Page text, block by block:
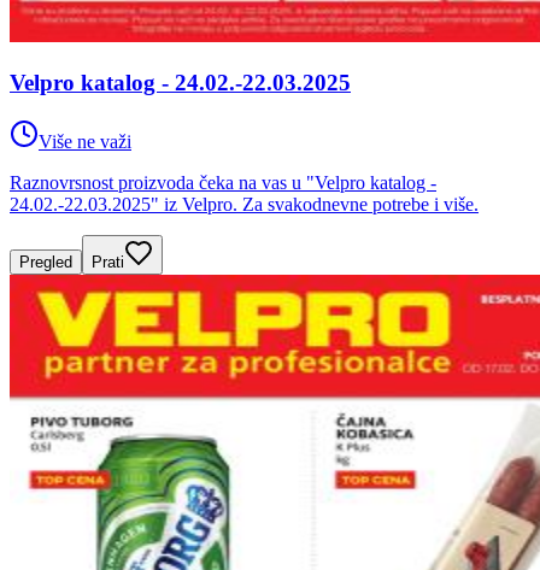
Velpro katalog - 24.02.-22.03.2025
Više ne važi
Raznovrsnost proizvoda čeka na vas u "Velpro katalog -
24.02.-22.03.2025" iz Velpro. Za svakodnevne potrebe i više.
Pregled Prati